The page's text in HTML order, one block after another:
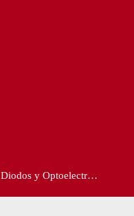
Diodos y Optoelectr…